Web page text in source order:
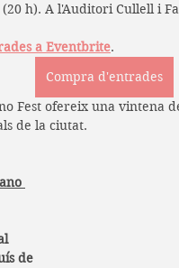
(20 h). A l'Auditori Cullell i
a Eventbrite.
Compra d'entrades
Fest ofereix una vintena
de la ciutat.
de